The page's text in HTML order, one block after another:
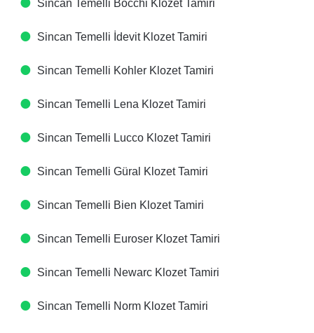
Sincan Temelli Bocchi Klozet Tamiri
Sincan Temelli İdevit Klozet Tamiri
Sincan Temelli Kohler Klozet Tamiri
Sincan Temelli Lena Klozet Tamiri
Sincan Temelli Lucco Klozet Tamiri
Sincan Temelli Güral Klozet Tamiri
Sincan Temelli Bien Klozet Tamiri
Sincan Temelli Euroser Klozet Tamiri
Sincan Temelli Newarc Klozet Tamiri
Sincan Temelli Norm Klozet Tamiri